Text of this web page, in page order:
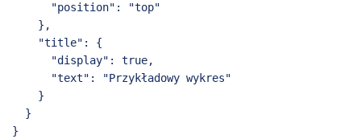
"position": "top"
},
"title": {
"display": true,
"text": "Przykładowy wykres"
}
}
}